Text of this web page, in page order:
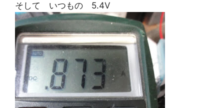
そして いつもの 5.4V